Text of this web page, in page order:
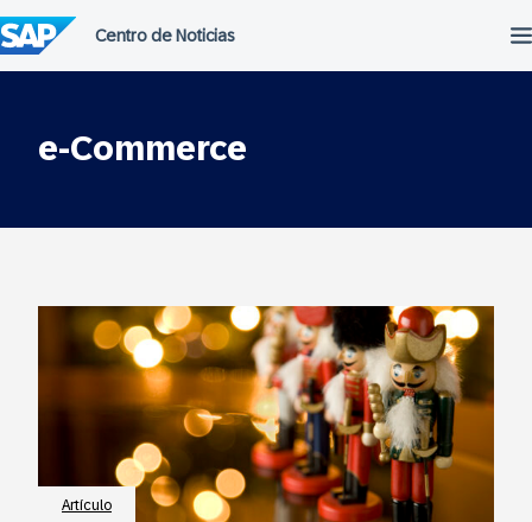
al
contenido
e-Commerce
Artículo